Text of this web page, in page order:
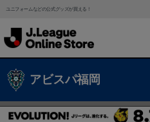
ユニフォームなどの公式グッズが買える！
アビスパ福岡